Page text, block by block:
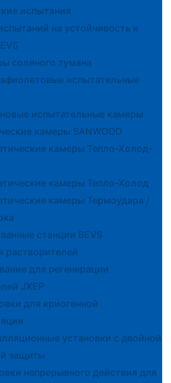
испытания
на устойчивость к
соляного тумана
испытательные
испытательные камеры
камеры SANWOOD
камеры Тепло-Холод-
камеры Тепло-Холод
камеры Термоудара /
станции BEVS
растворителей
для регенерации
JXEP
для криогенной
установки с двойной
защиты
непрерывного действия для